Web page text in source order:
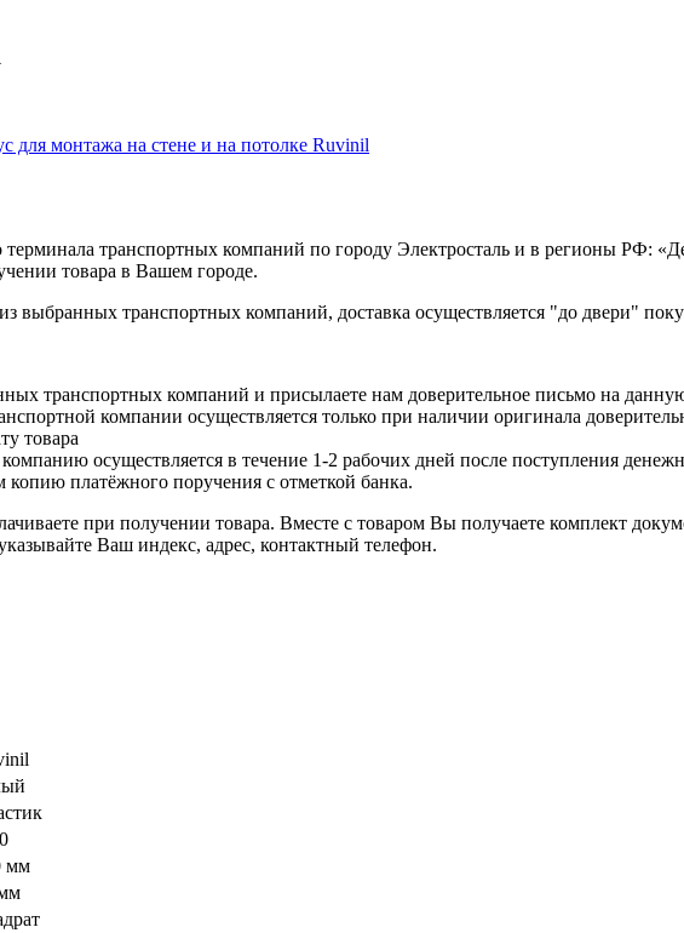
для монтажа на стене и на потолке Ruvinil
терминала транспортных компаний по городу Электросталь и в регионы
товара в Вашем городе.
выбранных транспортных компаний, доставка осуществляется "до двери"
транспортных компаний и присылаете нам доверительное письмо на
компании осуществляется только при наличии оригинала
товара
осуществляется в течение 1-2 рабочих дней после поступления
платёжного поручения с отметкой банка.
при получении товара. Вместе с товаром Вы получаете комплект
Ваш индекс, адрес, контактный телефон.
мм